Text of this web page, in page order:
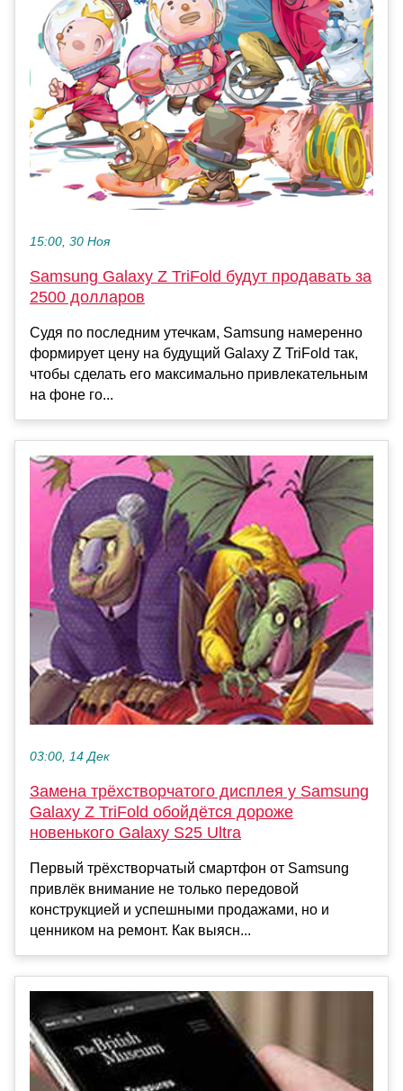
15:00, 30 Ноя
Samsung Galaxy Z TriFold будут продавать за
2500 долларов
Судя по последним утечкам, Samsung намеренно
формирует цену на будущий Galaxy Z TriFold так,
чтобы сделать его максимально привлекательным
на фоне го...
03:00, 14 Дек
Замена трёхстворчатого дисплея у Samsung
Galaxy Z TriFold обойдётся дороже
новенького Galaxy S25 Ultra
Первый трёхстворчатый смартфон от Samsung
привлёк внимание не только передовой
конструкцией и успешными продажами, но и
ценником на ремонт. Как выясн...